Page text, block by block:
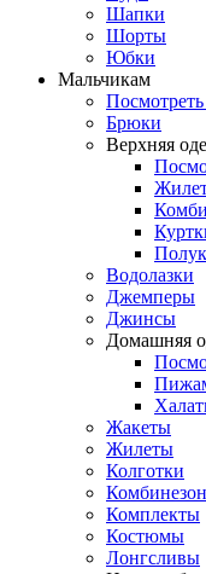
Шапки
Шорты
Юбки
Мальчикам
Посмотреть
Брюки
Верхняя
Водолазки
Джемперы
Джинсы
Домашняя
Жакеты
Жилеты
Колготки
Комплекты
Костюмы
Лонгсливы